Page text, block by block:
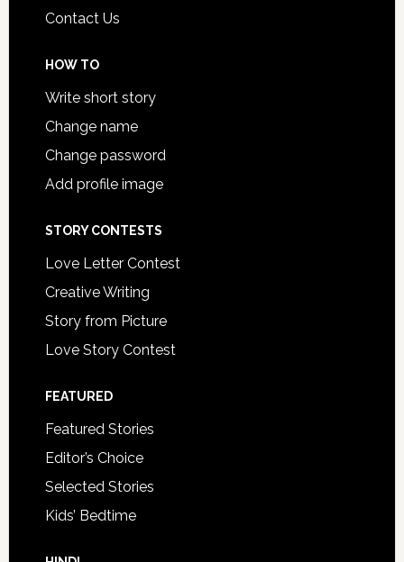
Contact Us
HOW TO
Write short story
Change name
Change password
Add profile image
STORY CONTESTS
Love Letter Contest
Creative Writing
Story from Picture
Love Story Contest
FEATURED
Featured Stories
Editor’s Choice
Selected Stories
Kids’ Bedtime